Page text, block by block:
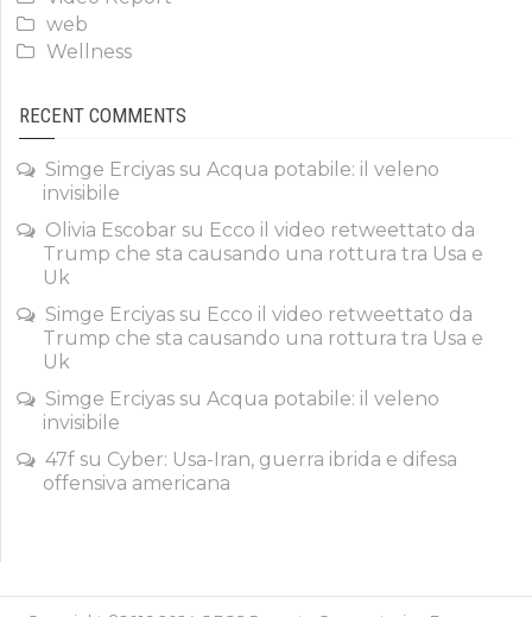
web
Wellness
RECENT COMMENTS
Simge Erciyas su Acqua potabile: il veleno
invisibile
Olivia Escobar su Ecco il video retweettato da
Trump che sta causando una rottura tra Usa e
Uk
Simge Erciyas su Ecco il video retweettato da
Trump che sta causando una rottura tra Usa e
Uk
Simge Erciyas su Acqua potabile: il veleno
invisibile
47f su Cyber: Usa-Iran, guerra ibrida e difesa
offensiva americana